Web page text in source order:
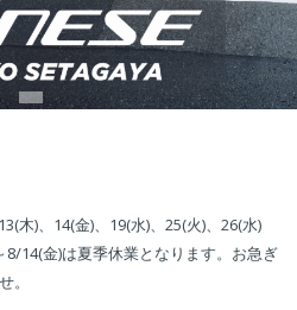
木)、14(金)、19(水)、25(火)、26(水)
14(金)は夏季休業となります。お急ぎ
。